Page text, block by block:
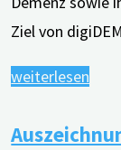
Ziel von
weiterlesen
und